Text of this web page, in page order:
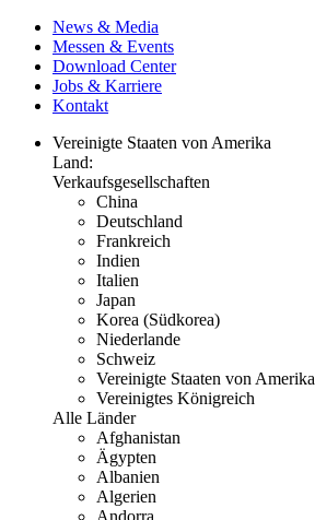
News & Media
Messen & Events
Download Center
Jobs & Karriere
Kontakt
Vereinigte Staaten von Amerika
Land:
Verkaufsgesellschaften
China
Deutschland
Frankreich
Indien
Italien
Japan
Korea (Südkorea)
Niederlande
Schweiz
Vereinigte Staaten von Amerika
Vereinigtes Königreich
Alle Länder
Afghanistan
Ägypten
Albanien
Algerien
Andorra